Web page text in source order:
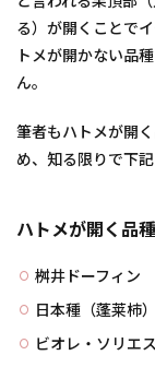
る）が開くことで
トメが開かない品
ん。
筆者もハトメが開
め、知る限りで下記
ハトメが開く品種
桝井ドーフィン
日本種（蓬莱柿）
ビオレ・ソリエ